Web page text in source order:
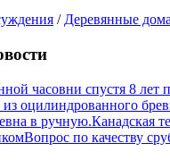
/Деревянные
часовни спустя 8 лет
оцилиндрованного
в ручную.Канадская
Вопрос по качеству